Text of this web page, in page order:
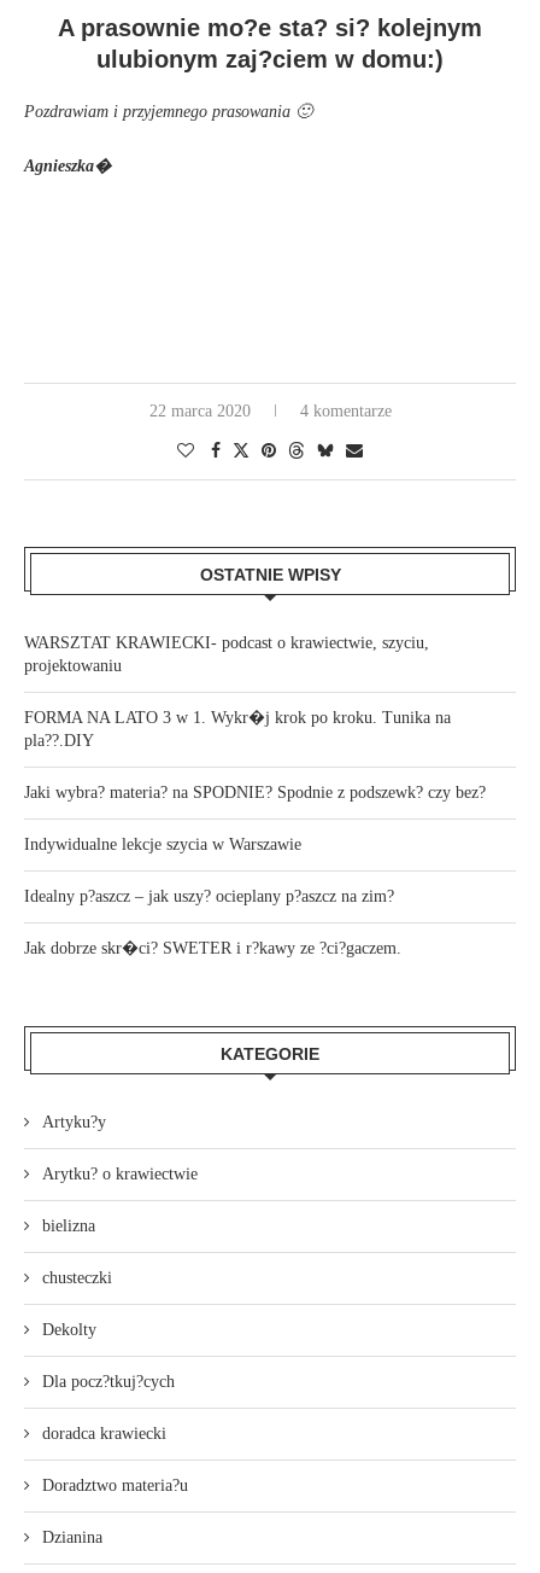
A prasownie mo?e sta? si? kolejnym
ulubionym zaj?ciem w domu:)
Pozdrawiam i przyjemnego prasowania 🙂
Agnieszka�
22 marca 2020 4 komentarze
OSTATNIE WPISY
WARSZTAT KRAWIECKI- podcast o krawiectwie, szyciu,
projektowaniu
FORMA NA LATO 3 w 1. Wykr�j krok po kroku. Tunika na
pla??.DIY
Jaki wybra? materia? na SPODNIE? Spodnie z podszewk? czy bez?
Indywidualne lekcje szycia w Warszawie
Idealny p?aszcz – jak uszy? ocieplany p?aszcz na zim?
Jak dobrze skr�ci? SWETER i r?kawy ze ?ci?gaczem.
KATEGORIE
Artyku?y
Arytku? o krawiectwie
bielizna
chusteczki
Dekolty
Dla pocz?tkuj?cych
doradca krawiecki
Doradztwo materia?u
Dzianina